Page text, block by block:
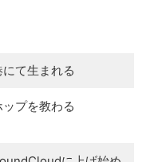
て生まれる
プを教わる